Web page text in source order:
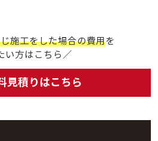
施工をした場合の費用を
い方はこちら／
見積りはこちら